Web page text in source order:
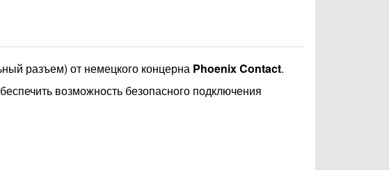
разъем) от немецкого концерна Phoenix Contact.
возможность безопасного подключения